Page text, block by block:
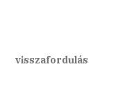
visszafordulás